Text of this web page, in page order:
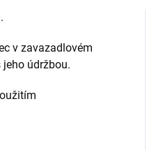
v zavazadlovém
údržbou.